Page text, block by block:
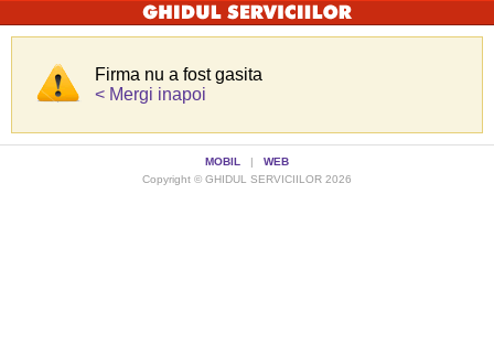
Firma nu a fost gasita
< Mergi inapoi
MOBIL | WEB
Copyright © GHIDUL SERVICIILOR 2026